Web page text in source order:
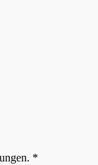
*